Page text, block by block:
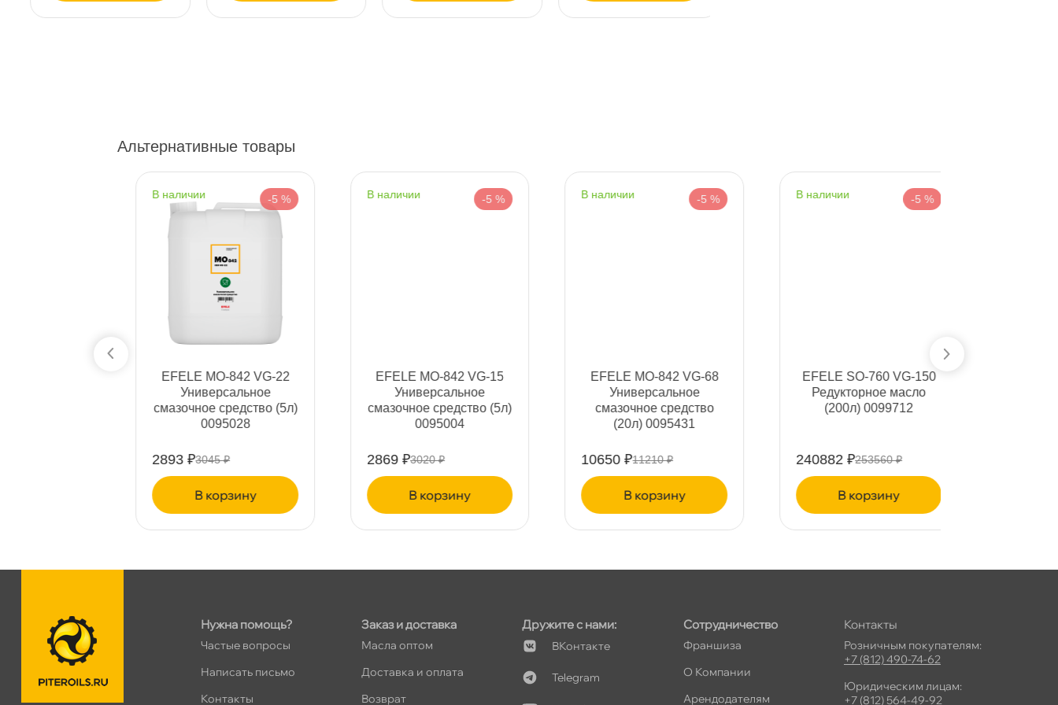
Альтернативные товары
наличии -5 %
EFELE MO-842 VG-22
Универсальное
смазочное средство (5л)
0095028
2893 ₽3045 ₽
корзину
наличии -5 %
EFELE MO-842 VG-15
Универсальное
смазочное средство (5л)
0095004
2869 ₽3020 ₽
корзину
наличии -5 %
EFELE MO-842 VG-68
Универсальное
смазочное средство
(20л) 0095431
10650 ₽11210 ₽
корзину
наличии -5 %
EFELE SO-760 VG-150
Редукторное масло
(200л) 0099712
240882 ₽253560 ₽
корзину
пр.Науки 10к1 (2 этаж)
0 шт
Сегодня, бесплатно
Дунайский 27к1Б
10:00 – 21:00
Сегодня, бесплатно
Таллинское ш. 159 (Лента)
Сегодня, бесплатно
Хасанская 17к1 (Лента)
10:00 – 21:00
Сегодня, бесплатно
Нужна помощь?
Частые вопросы
Написать письмо
Контакты
Заказ и доставка
Масла оптом
Доставка и оплата
озврат
Дружите с нами:
Контакте
Telegram
Сотрудничество
Франшиза
О Компании
Арендодателям
Контакты
Розничным покупателям:
+7 (812) 490-74-62
Юридическим лицам:
+7 (812) 564-49-92